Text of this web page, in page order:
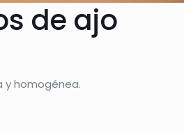
de ajo
y homogénea.